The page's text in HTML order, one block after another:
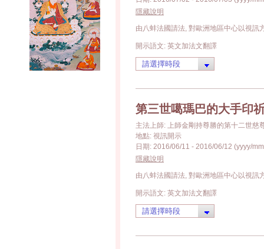
隱藏說明
由八蚌法國請法, 對歐洲地區中心以視訊
開示語文: 英文加法文翻譯
第三世噶瑪巴的大手印
主法上師: 上師金剛持尊勝的第十二世慈
地點: 視訊開示
日期: 2016/06/11 - 2016/06/12 (yyyy/
隱藏說明
由八蚌法國請法, 對歐洲地區中心以視訊
開示語文: 英文加法文翻譯